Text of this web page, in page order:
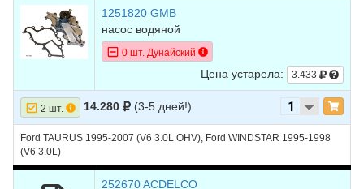
1251820 GMB
насос водяной
0 шт. Дунайский
Цена устарела: 3.433
2 шт. 14.280 (3-5 дней!)
Ford TAURUS 1995-2007 (V6 3.0L OHV), Ford WINDSTAR 1995-1998
(V6 3.0L)
252670 ACDELCO